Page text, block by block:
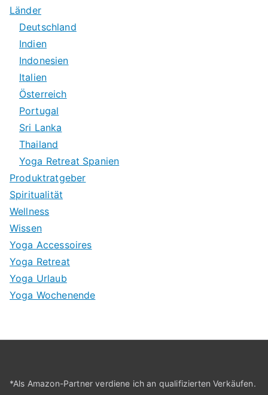
Länder
Deutschland
Indien
Indonesien
Italien
Österreich
Portugal
Sri Lanka
Thailand
Yoga Retreat Spanien
Produktratgeber
Spiritualität
Wellness
Wissen
Yoga Accessoires
Yoga Retreat
Yoga Urlaub
Yoga Wochenende
*Als Amazon-Partner verdiene ich an qualifizierten Verkäufen.